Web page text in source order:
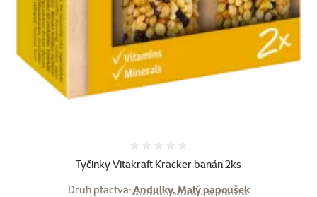
Tyčinky Vitakraft Kracker banán 2ks
Druh ptactva:Andulky, Malý papoušek